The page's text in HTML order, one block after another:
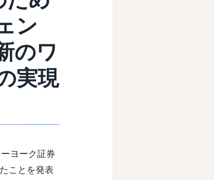
ン
のワ
実現
ヨーク証券
ことを発表